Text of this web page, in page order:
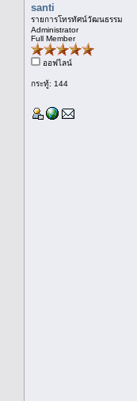
santi
รายการโทรทัศน์วัฒนธรรม
Administrator
Full Member
ออฟไลน์
กระทู้: 144